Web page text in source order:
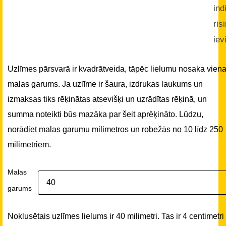
Uzlīmes pārsvarā ir kvadrātveida, tāpēc lielumu nosaka
malas garums. Ja uzlīme ir šaura, izdrukas laukums un
izmaksas tiks rēķinātas atsevišķi un uzrādītas rēķinā, un
summa noteikti būs mazāka par šeit aprēķināto. Lūdzu,
norādiet malas garumu milimetros un robežās no 10 līdz 250
milimetriem.
Malas
garums
Noklusētais uzlīmes lielums ir 40 milimetri. Tas ir 4 centimetri